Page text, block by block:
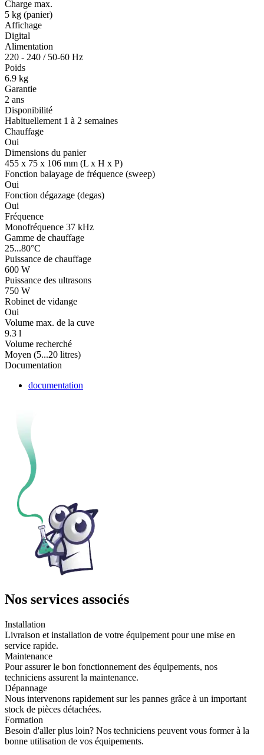
Charge max.
5 kg (panier)
Affichage
Digital
Alimentation
220 - 240 / 50-60 Hz
Poids
6.9 kg
Garantie
2 ans
Disponibilité
Habituellement 1 à 2 semaines
Chauffage
Oui
Dimensions du panier
455 x 75 x 106 mm (L x H x P)
Fonction balayage de fréquence (sweep)
Oui
Fonction dégazage (degas)
Oui
Fréquence
Monofréquence 37 kHz
Gamme de chauffage
25...80°C
Puissance de chauffage
600 W
Puissance des ultrasons
750 W
Robinet de vidange
Oui
Volume max. de la cuve
9.3 l
Volume recherché
Moyen (5...20 litres)
Documentation
documentation
Nos services associés
Installation
Livraison et installation de votre équipement pour une mise en
service rapide.
Maintenance
Pour assurer le bon fonctionnement des équipements, nos
techniciens assurent la maintenance.
Dépannage
Nous intervenons rapidement sur les pannes grâce à un important
stock de pièces détachées.
Formation
Besoin d'aller plus loin? Nos techniciens peuvent vous former à la
bonne utilisation de vos équipements.